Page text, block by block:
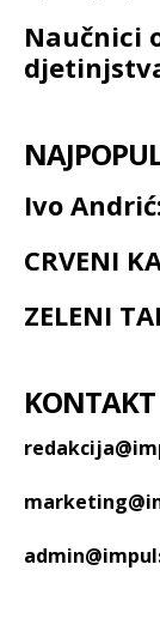
Naučnici
Ivo
CRVENI
ZELENI
KONTAKT